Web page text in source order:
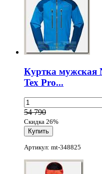
Куртка мужская
Tex Pro...
54 790
Скидка 26%
Артикул: mt-348825